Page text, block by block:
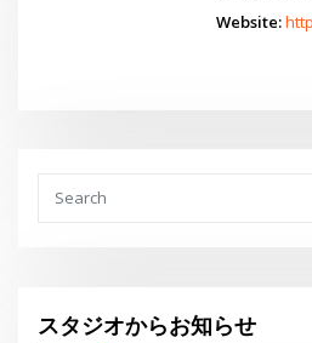
スタジオからお知らせ
あの黄昏劇場スター座が再びG-Boxに！